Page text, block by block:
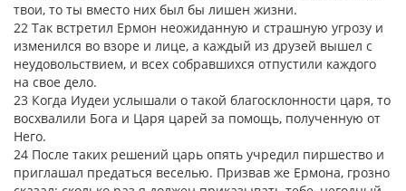
твои, то ты вместо них был бы лишен жизни.
22 Так встретил Ермон неожиданную и страшную угрозу и
изменился во взоре и лице, а каждый из друзей вышел с
неудовольствием, и всех собравшихся отпустили каждого
на свое дело.
23 Когда Иудеи услышали о такой благосклонности царя, то
восхвалили Бога и Царя царей за помощь, полученную от
Него.
24 После таких решений царь опять учредил пиршество и
приглашал предаться веселью. Призвав же Ермона, грозно